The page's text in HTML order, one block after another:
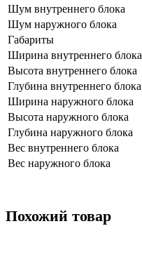
Шум внутреннего блока
Шум наружного блока
Габариты
Ширина внутреннего блока
Высота внутреннего блока
Глубина внутреннего блока
Ширина наружного блока
Высота наружного блока
Глубина наружного блока
Вес внутреннего блока
Вес наружного блока
Похожий товар